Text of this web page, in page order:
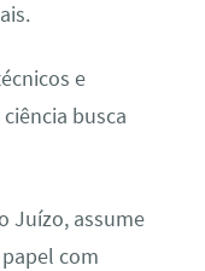
e
busca
Juízo, assume
com